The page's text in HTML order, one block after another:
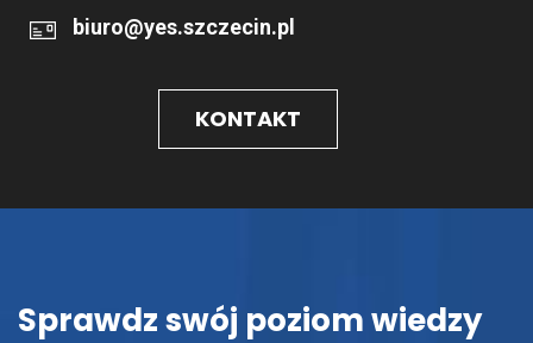
biuro@yes.szczecin.pl
KONTAKT
Sprawdz swój poziom wiedzy